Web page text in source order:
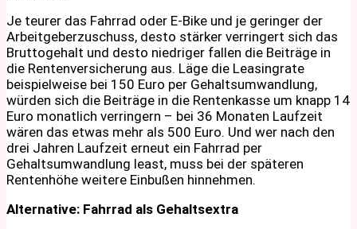
Je teurer das Fahrrad oder E-Bike und je geringer der
Arbeitgeberzuschuss, desto stärker verringert sich das
Bruttogehalt und desto niedriger fallen die Beiträge in
die Rentenversicherung aus. Läge die Leasingrate
beispielweise bei 150 Euro per Gehaltsumwandlung,
würden sich die Beiträge in die Rentenkasse um knapp 14
Euro monatlich verringern – bei 36 Monaten Laufzeit
wären das etwas mehr als 500 Euro. Und wer nach den
drei Jahren Laufzeit erneut ein Fahrrad per
Gehaltsumwandlung least, muss bei der späteren
Rentenhöhe weitere Einbußen hinnehmen.
Alternative: Fahrrad als Gehaltsextra